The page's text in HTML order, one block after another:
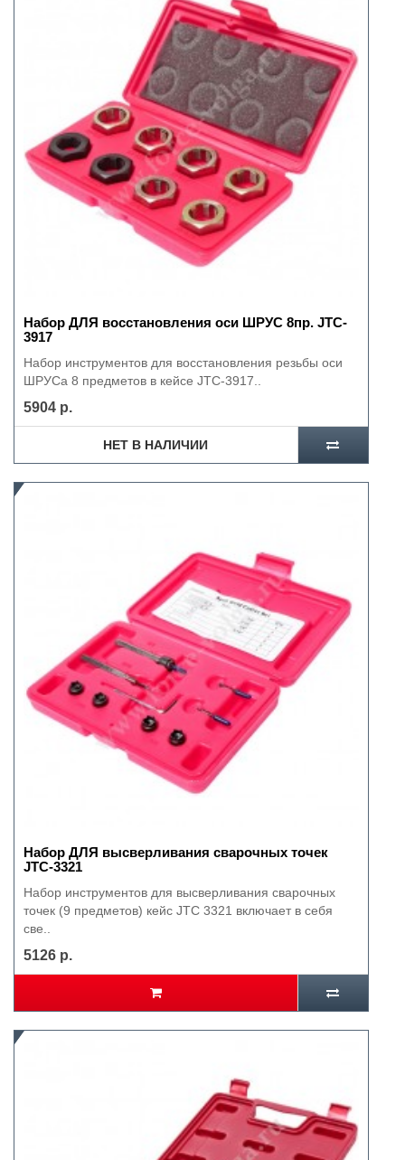
Набор ДЛЯ восстановления оси ШРУС 8пр. JTC-
3917
Набор инструментов для восстановления резьбы оси
ШРУСа 8 предметов в кейсе JTC-3917..
5904 р.
НЕТ В НАЛИЧИИ
Набор ДЛЯ высверливания сварочных точек
JTC-3321
Набор инструментов для высверливания сварочных
точек (9 предметов) кейс JTC 3321 включает в себя
све..
5126 р.